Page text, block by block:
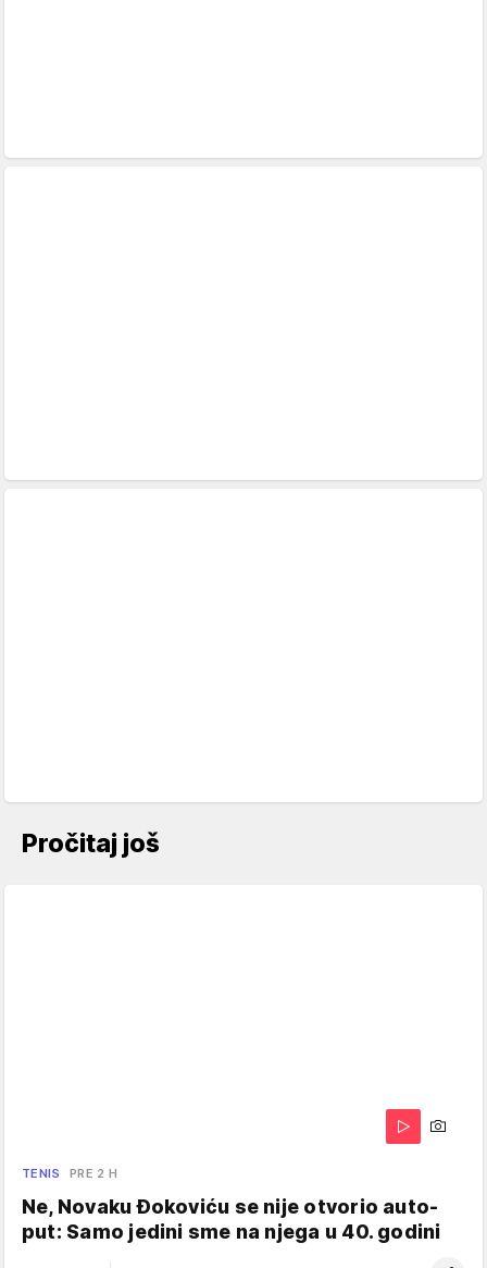
Pročitaj još
TENIS PRE 2 H
Ne, Novaku Đokoviću se nije otvorio auto-
put: Samo jedini sme na njega u 40. godini